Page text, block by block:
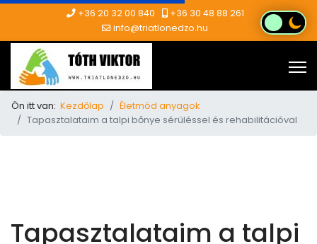
+36 20 32 00 840
+36 30 48 88 261
info@triatlonedzo.hu
Ön itt van: Kezdőlap
Életmód anyagok
Tapasztalataim a talpi bőnye sérüléssel és rehabilitációval
Tapasztalataim a talpi